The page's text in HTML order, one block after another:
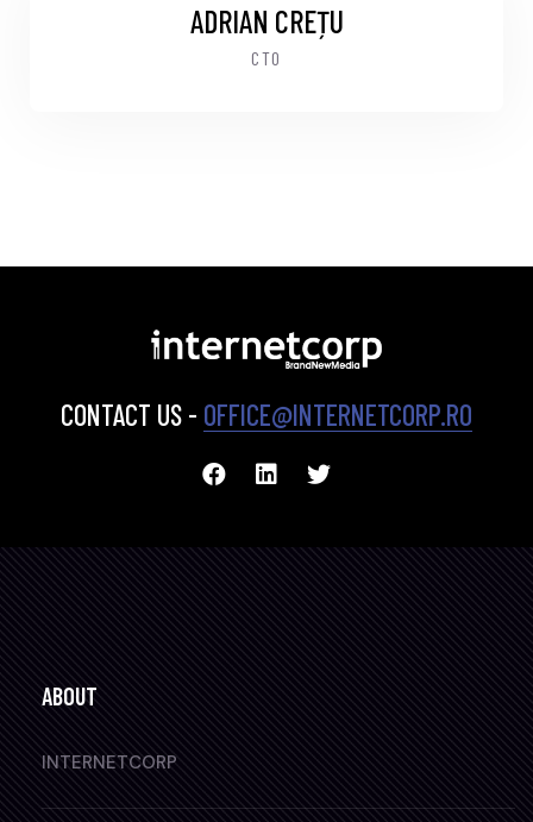
ADRIAN CREȚU
CTO
CONTACT US - OFFICE@INTERNETCORP.RO
ABOUT
INTERNETCORP